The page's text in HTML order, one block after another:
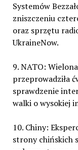
Systemów
zniszczeniu
oraz sprzętu
UkraineNow.
9. NATO:
przeprowadziła
sprawdzenie
walki o wysokiej
10. Chiny:
strony chińskich